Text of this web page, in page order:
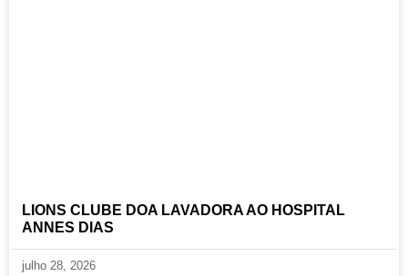
LIONS CLUBE DOA LAVADORA AO HOSPITAL
ANNES DIAS
julho 28, 2026